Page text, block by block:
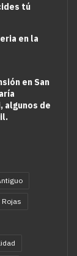
tú
en la
en San
algunos de
Rojas